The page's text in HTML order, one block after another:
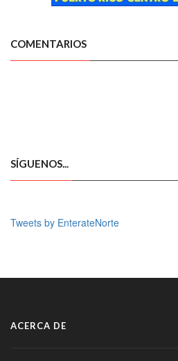
COMENTARIOS
SÍGUENOS...
Tweets by EnterateNorte
ACERCA DE